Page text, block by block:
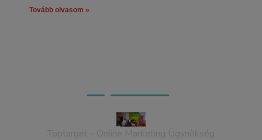
Tovább olvasom »